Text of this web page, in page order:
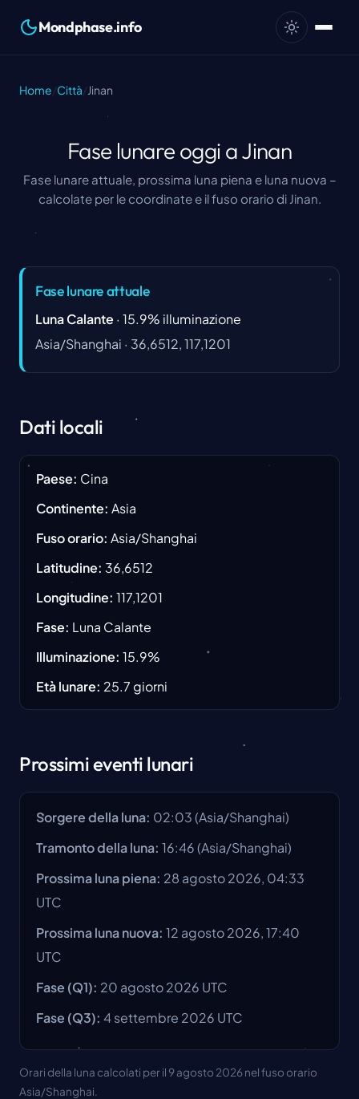
Mondphase.info
Home Città Jinan
Fase lunare oggi a Jinan
Fase lunare attuale, prossima luna piena e luna nuova –
calcolate per le coordinate e il fuso orario di Jinan.
Fase lunare attuale
Luna Calante · 15.9% illuminazione
Asia/Shanghai · 36,6512, 117,1201
Dati locali
Paese: Cina
Continente: Asia
Fuso orario: Asia/Shanghai
Latitudine: 36,6512
Longitudine: 117,1201
Fase: Luna Calante
Illuminazione: 15.9%
Età lunare: 25.7giorni
Prossimi eventi lunari
Sorgere della luna: 02:03(Asia/Shanghai)
Tramonto della luna: 16:46(Asia/Shanghai)
Prossima luna piena: 28 agosto 2026, 04:33
UTC
Prossima luna nuova: 12 agosto 2026, 17:40
UTC
Fase (Q1): 20 agosto 2026 UTC
Fase (Q3): 4 settembre 2026 UTC
Orari della luna calcolati per il 9 agosto 2026 nel fuso orario
Asia/Shanghai.